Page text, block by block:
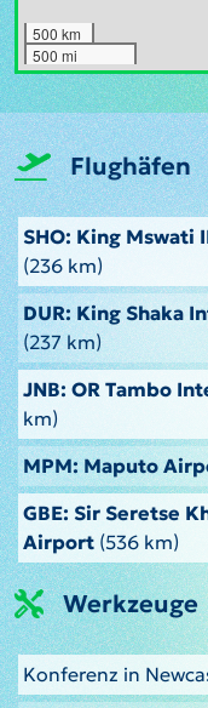
500 km
500 mi
Flughäfen
SHO: King
(236 km)
DUR: King Shaka
(237 km)
JNB: OR Tambo
km)
MPM: Maputo
GBE: Sir Seretse
Airport (536 km)
Werkzeuge
Konferenz in